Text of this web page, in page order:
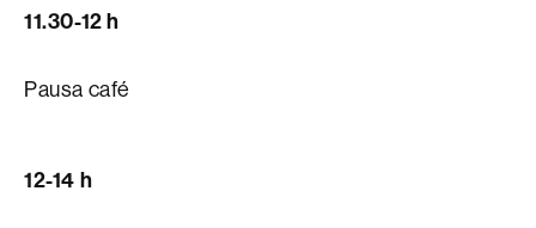
11.30-12 h
Pausa café
12-14 h